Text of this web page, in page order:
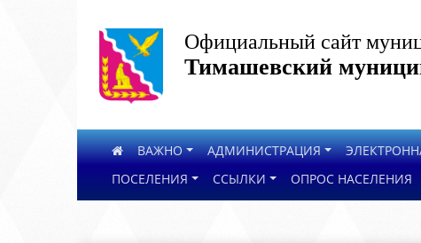
Официальный сайт
Тимашевский
ВАЖНО АДМИНИСТРАЦИЯ
ПОСЕЛЕНИЯ
ССЫЛКИ ОПРОС НАСЕЛЕНИЯ